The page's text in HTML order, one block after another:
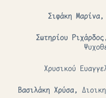
Σιφάκη Μαρίνα,
Σωτηρίου Ριχάρδος
Χρυσικού
Βασιλάκη Χρύσα,